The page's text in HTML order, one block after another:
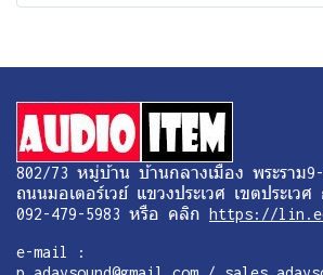
802/73 หมู่บ้าน บ้านกลางเมือง พระราม
ถนนมอเตอร์เวย์ แขวงประเวศ เขตประเวศ
092-479-5983 หรือ คลิก https://
e-mail :